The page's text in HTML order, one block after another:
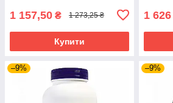
1 157,50 ₴ 1 273,25 ₴
Купити
1 626
–9% –9%